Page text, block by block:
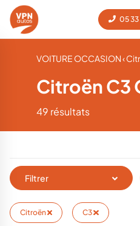
05 33
VOITURE OCCASION‹
Citroën C3
49 résultats
Filtrer
Citroën C3